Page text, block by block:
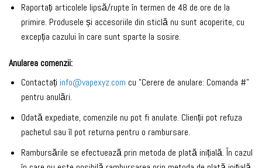
Raportați articolele lipsă/rupte în termen de 48 de ore de la
primire. Produsele și accesoriile din sticlă nu sunt acoperite, cu
excepția cazului în care sunt sparte la sosire.
Anularea comenzii:
Contactați info@vapexyz.com cu "Cerere de anulare: Comanda #"
pentru anulări.
Odată expediate, comenzile nu pot fi anulate. Clienții pot refuza
pachetul sau îl pot returna pentru o rambursare.
Rambursările se efectuează prin metoda de plată inițială. În cazul